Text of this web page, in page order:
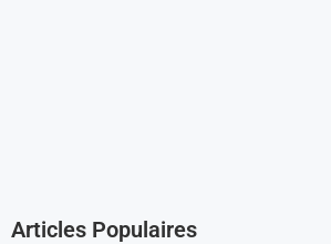
Articles Populaires